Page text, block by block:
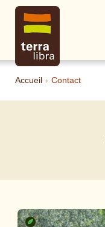
Accueil › Contact